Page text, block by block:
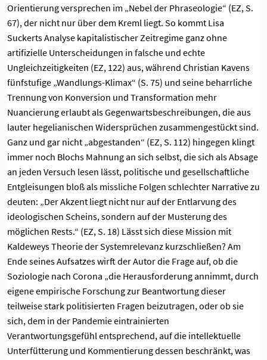
Orientierung versprechen im „Nebel der Phraseologie“ (EZ, S.
67), der nicht nur über dem Kreml liegt. So kommt Lisa
Suckerts Analyse kapitalistischer Zeitregime ganz ohne
artifizielle Unterscheidungen in falsche und echte
Ungleichzeitigkeiten (EZ, 122) aus, während Christian Kavens
fünfstufige „Wandlungs-Klimax“ (S. 75) und seine beharrliche
Trennung von Konversion und Transformation mehr
Nuancierung erlaubt als Gegenwartsbeschreibungen, die aus
lauter hegelianischen Widersprüchen zusammengestückt sind.
Ganz und gar nicht „abgestanden“ (EZ, S. 112) hingegen klingt
immer noch Blochs Mahnung an sich selbst, die sich als Absage
an jeden Versuch lesen lässt, politische und gesellschaftliche
Entgleisungen bloß als missliche Folgen schlechter Narrative zu
deuten: „Der Akzent liegt nicht nur auf der Entlarvung des
ideologischen Scheins, sondern auf der Musterung des
möglichen Rests.“ (EZ, S. 18) Lässt sich diese Mission mit
Kaldeweys Theorie der Systemrelevanz kurzschließen? Am
Ende seines Aufsatzes wirft der Autor die Frage auf, ob die
Soziologie nach Corona „die Herausforderung annimmt, durch
eigene empirische Forschung zur Beantwortung dieser
teilweise stark politisierten Fragen beizutragen, oder ob sie
sich, dem in der Pandemie eintrainierten
Verantwortungsgefühl entsprechend, auf die intellektuelle
Unterfütterung und Kommentierung dessen beschränkt, was